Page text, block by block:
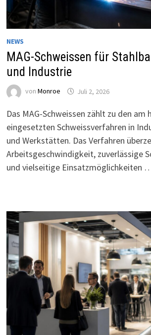
NEWS
MAG-Schweissen für
und Industrie
von Monroe Juli 2, 2026
Das MAG-Schweissen zählt zu den am
eingesetzten Schweissverfahren in
und Werkstätten. Das Verfahren
Arbeitsgeschwindigkeit, zuverlässige
und vielseitige Einsatzmöglichkeiten